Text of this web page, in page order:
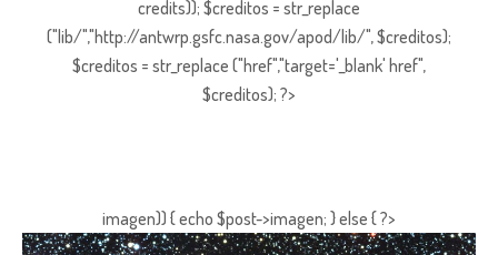
credits)); $creditos = str_replace
("lib/","http://antwrp.gsfc.nasa.gov/apod/lib/", $creditos);
$creditos = str_replace ("href","target='_blank' href",
$creditos); ?>
imagen)) { echo $post->imagen; } else { ?>